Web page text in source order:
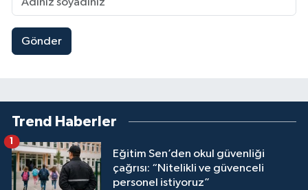
Gönder
Trend Haberler
Eğitim Sen’den okul güvenliği
çağrısı: “Nitelikli ve güvenceli
personel istiyoruz”
1